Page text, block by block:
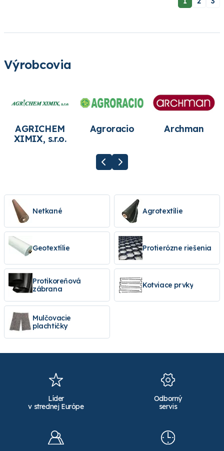
Výrobcovia
AGRICHEM
XIMIX, s.r.o.
Agroracio Archman
Netkané Agrotextílie
Geotextílie Protierózne riešenia
Protikoreňová
zábrana
Kotviace prvky
Mulčovacie
plachtičky
Líder
v strednej Európe
Odborný
servis